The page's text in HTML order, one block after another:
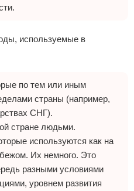
используемые в
по тем или иным
страны (например,
СНГ).
стране людьми.
используются как на
Их немного. Это
разными условиями
уровнем развития